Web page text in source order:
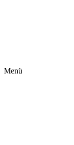
Menü